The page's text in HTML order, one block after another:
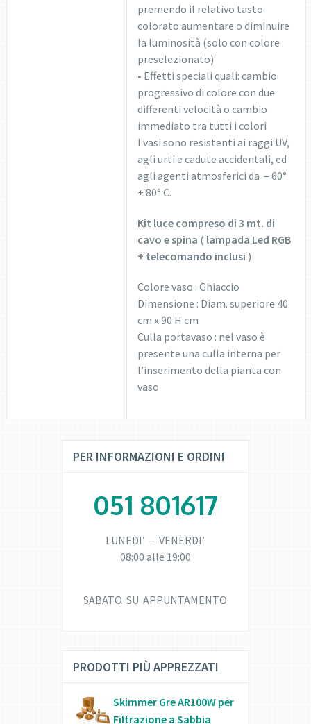
premendo il relativo tasto
colorato aumentare o diminuire
la luminosità (solo con colore
preselezionato)
• Effetti speciali quali: cambio
progressivo di colore con due
differenti velocità o cambio
immediato tra tutti i colori
I vasi sono resistenti ai raggi UV,
agli urti e cadute accidentali, ed
agli agenti atmosferici da – 60°
+ 80° C.
Kit luce compreso di 3 mt. di
cavo e spina ( lampada Led RGB
+ telecomando inclusi )
Colore vaso : Ghiaccio
Dimensione : Diam. superiore 40
cm x 90 H cm
Culla portavaso : nel vaso è
presente una culla interna per
l’inserimento della pianta con
vaso
PER INFORMAZIONI E ORDINI
051 801617
LUNEDI’ – VENERDI’
08:00 alle 19:00
SABATO SU APPUNTAMENTO
PRODOTTI PIÙ APPREZZATI
Skimmer Gre AR100W per
Filtrazione a Sabbia